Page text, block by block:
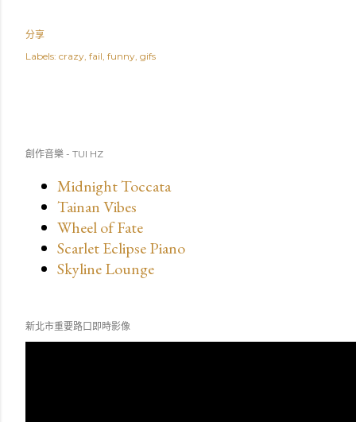
分享
Labels: crazy fail funny gifs
創作音樂 - TUI HZ
Midnight Toccata
Tainan Vibes
Wheel of Fate
Scarlet Eclipse Piano
Skyline Lounge
新北市重要路口即時影像